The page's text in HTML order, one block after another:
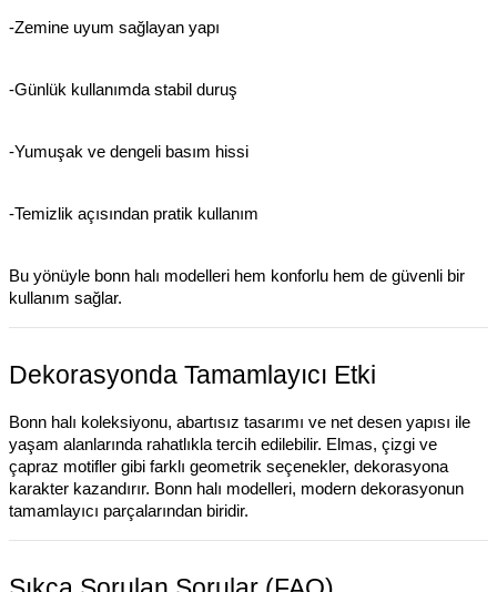
-Zemine uyum sağlayan yapı
-Günlük kullanımda stabil duruş
-Yumuşak ve dengeli basım hissi
-Temizlik açısından pratik kullanım
Bu yönüyle bonn halı modelleri hem konforlu hem de güvenli bir
kullanım sağlar.
Dekorasyonda Tamamlayıcı Etki
Bonn halı koleksiyonu, abartısız tasarımı ve net desen yapısı ile
yaşam alanlarında rahatlıkla tercih edilebilir. Elmas, çizgi ve
çapraz motifler gibi farklı geometrik seçenekler, dekorasyona
karakter kazandırır. Bonn halı modelleri, modern dekorasyonun
tamamlayıcı parçalarından biridir.